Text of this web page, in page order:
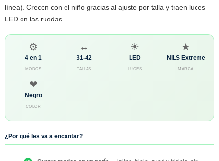
línea). Crecen con el niño gracias al ajuste por talla y traen luces
LED en las ruedas.
⚙
4 en 1
MODOS
↔
31-42
TALLAS
☀
LED
LUCES
★
NILS Extreme
MARCA
❤
Negro
COLOR
¿Por qué les va a encantar?